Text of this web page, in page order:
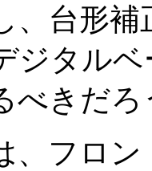
、台形
ジタル
べきだろ
フロン